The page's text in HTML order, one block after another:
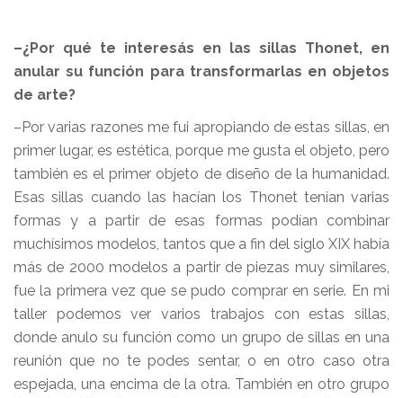
–¿Por qué te interesás en las sillas Thonet, en
anular su función para transformarlas en objetos
de arte?
–Por varias razones me fui apropiando de estas sillas, en
primer lugar, es estética, porque me gusta el objeto, pero
también es el primer objeto de diseño de la humanidad.
Esas sillas cuando las hacían los Thonet tenían varias
formas y a partir de esas formas podían combinar
muchísimos modelos, tantos que a fin del siglo XIX había
más de 2000 modelos a partir de piezas muy similares,
fue la primera vez que se pudo comprar en serie. En mi
taller podemos ver varios trabajos con estas sillas,
donde anulo su función como un grupo de sillas en una
reunión que no te podes sentar, o en otro caso otra
espejada, una encima de la otra. También en otro grupo